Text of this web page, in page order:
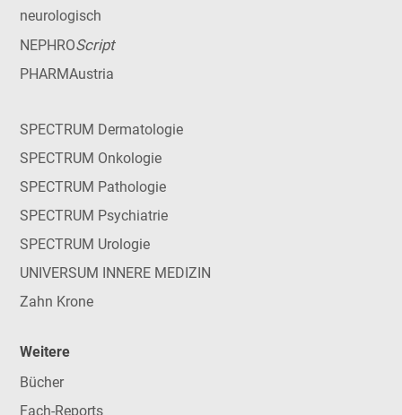
neurologisch
NEPHROScript
PHARMAustria
SPECTRUM Dermatologie
SPECTRUM Onkologie
SPECTRUM Pathologie
SPECTRUM Psychiatrie
SPECTRUM Urologie
UNIVERSUM INNERE MEDIZIN
Zahn Krone
Weitere
Bücher
Fach-Reports